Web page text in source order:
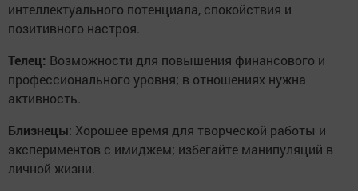
интеллектуального потенциала, спокойствия и
позитивного настроя.
Телец: Возможности для повышения финансового и
профессионального уровня; в отношениях нужна
активность.
Близнецы: Хорошее время для творческой работы и
экспериментов с имиджем; избегайте манипуляций в
личной жизни.